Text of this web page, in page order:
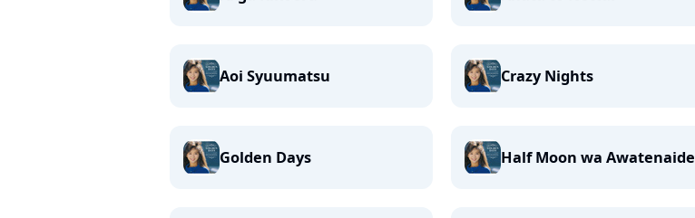
Aoi Syuumatsu Crazy Nights
Golden Days Half Moon wa Awatenaide